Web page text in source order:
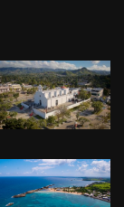
de la Policia de
y